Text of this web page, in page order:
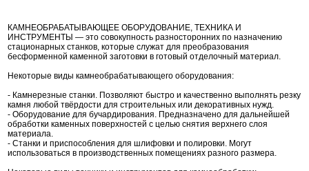
КАМНЕОБРАБАТЫВАЮЩЕЕ ОБОРУДОВАНИЕ, ТЕХНИКА И
ИНСТРУМЕНТЫ — это совокупность разносторонних по назначению
стационарных станков, которые служат для преобразования
бесформенной каменной заготовки в готовый отделочный материал.
Некоторые виды камнеобрабатывающего оборудования:
- Камнерезные станки. Позволяют быстро и качественно выполнять резку
камня любой твёрдости для строительных или декоративных нужд.
- Оборудование для бучардирования. Предназначено для дальнейшей
обработки каменных поверхностей с целью снятия верхнего слоя
материала.
- Станки и приспособления для шлифовки и полировки. Могут
использоваться в производственных помещениях разного размера.